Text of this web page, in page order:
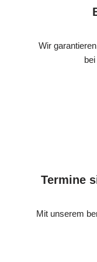
Wir
Termine
Mit unserem